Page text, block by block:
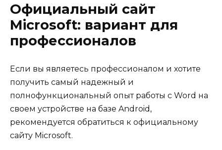
Официальный сайт
Microsoft: вариант для
профессионалов
Если вы являетесь профессионалом и хотите
получить самый надежный и
полнофункциональный опыт работы с Word на
своем устройстве на базе Android,
рекомендуется обратиться к официальному
сайту Microsoft.